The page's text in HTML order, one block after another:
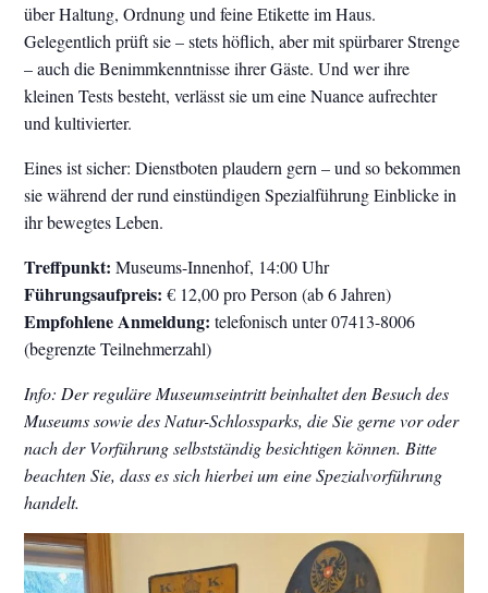
über Haltung, Ordnung und feine Etikette im Haus.
Gelegentlich prüft sie – stets höflich, aber mit spürbarer Strenge
– auch die Benimmkenntnisse ihrer Gäste. Und wer ihre
kleinen Tests besteht, verlässt sie um eine Nuance aufrechter
und kultivierter.
Eines ist sicher: Dienstboten plaudern gern – und so bekommen
sie während der rund einstündigen Spezialführung Einblicke in
ihr bewegtes Leben.
Treffpunkt: Museums-Innenhof, 14:00 Uhr
Führungsaufpreis: € 12,00 pro Person (ab 6 Jahren)
Empfohlene Anmeldung: telefonisch unter 07413-8006
(begrenzte Teilnehmerzahl)
Info: Der reguläre Museumseintritt beinhaltet den Besuch des
Museums sowie des Natur-Schlossparks, die Sie gerne vor oder
nach der Vorführung selbstständig besichtigen können. Bitte
beachten Sie, dass es sich hierbei um eine Spezialvorführung
handelt.